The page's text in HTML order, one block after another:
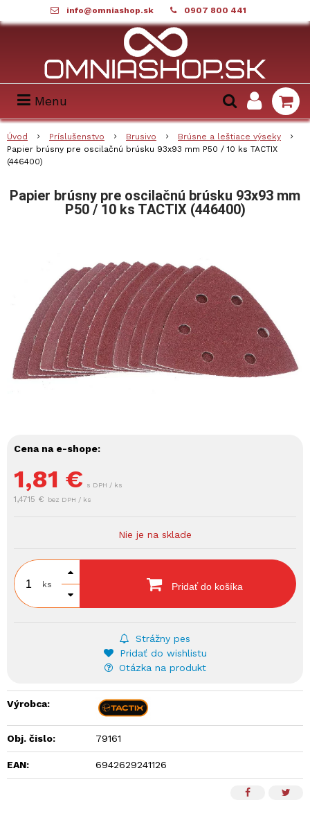
info@omniashop.sk 0907 800 441
Menu
Úvod Príslušenstvo Brusivo
Brúsne a leštiace výseky
Papier brúsny pre oscilačnú brúsku 93x93 mm P50 / 10 ks TACTIX
(446400)
Papier brúsny pre oscilačnú brúsku 93x93 mm
P50 / 10 ks TACTIX (446400)
Cena na e-shope:
1,81 € s DPH / ks
1,4715 € bez DPH / ks
Nie je na sklade
ks Pridať do košíka
Strážny pes
Pridať do wishlistu
Otázka na produkt
Výrobca:
Obj. čislo: 79161
EAN: 6942629241126